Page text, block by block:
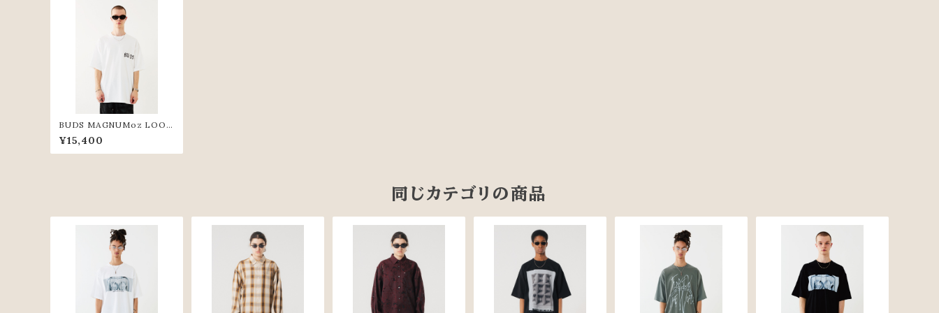
BUDS MAGNUMoz LOOS
E TEE(WHT)
¥15,400
同じカテゴリの商品